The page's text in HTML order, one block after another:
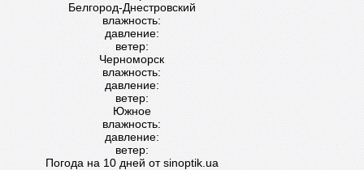
Белгород-Днестровский
влажность:
давление:
ветер:
Черноморск
влажность:
давление:
ветер:
Южное
влажность:
давление:
ветер:
Погода на 10 дней отsinoptik.ua